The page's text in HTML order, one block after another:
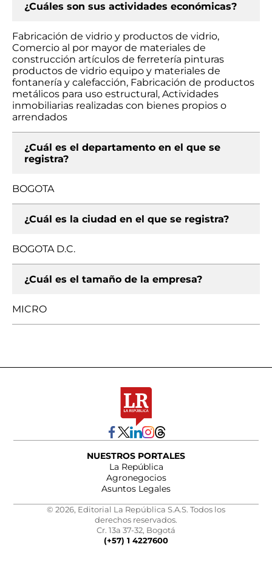
¿Cuáles son sus actividades económicas?
Fabricación de vidrio y productos de vidrio,
Comercio al por mayor de materiales de
construcción artículos de ferretería pinturas
productos de vidrio equipo y materiales de
fontanería y calefacción, Fabricación de productos
metálicos para uso estructural, Actividades
inmobiliarias realizadas con bienes propios o
arrendados
¿Cuál es el departamento en el que se
registra?
BOGOTA
¿Cuál es la ciudad en el que se registra?
BOGOTA D.C.
¿Cuál es el tamaño de la empresa?
MICRO
NUESTROS PORTALES
La República
Agronegocios
Asuntos Legales
© 2026, Editorial La República S.A.S. Todos los
derechos reservados.
Cr. 13a 37-32, Bogotá
(+57) 1 4227600